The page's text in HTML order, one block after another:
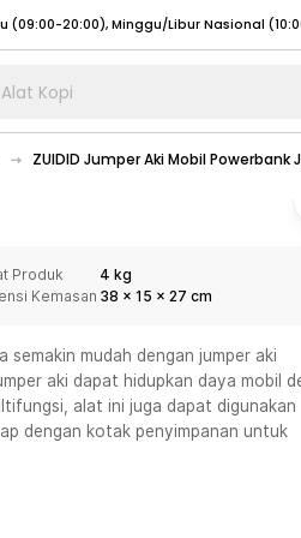
(07:00 - 20:00), Sabtu - Minggu
- 20:00), Sabtu - Minggu/ Libur
- 20:00), Sabtu - Minggu/ Libur
(09:00-20:00), Minggu/Libur Nasional
(09:00-20:00), Minggu/Libur Nasional
Jumat (07:00 - 20:00), Sabtu - Minggu
- 20:00), Sabtu - Minggu/ Libur
Alat Kopi
ZUIDID Jumper Aki Mobil
Produk
4 kg
Kemasan 38 x 15 x 27 cm
mudah dengan jumper aki
aki dapat hidupkan daya mobil
alat ini juga dapat digunakan
dengan kotak penyimpanan untuk